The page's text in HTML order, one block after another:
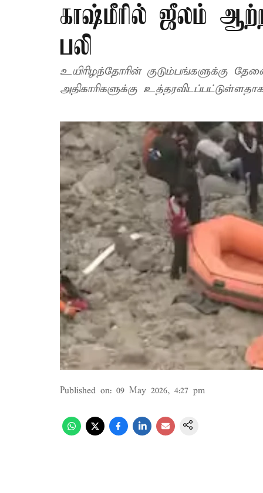
காஷ்மீரில் ஜீலம்
பலி
உயிரிழந்தோரின் குடும்பங்களுக்கு
அதிகாரிகளுக்கு
Published on: 09 May 2026, 4:27 pm